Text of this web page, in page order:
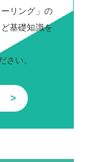
リング」の
基礎知識を
さい。